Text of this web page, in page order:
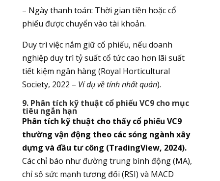
– Ngày thanh toán: Thời gian tiền hoặc cổ
phiếu được chuyển vào tài khoản.
Duy trì việc nắm giữ cổ phiếu, nếu doanh
nghiệp duy trì tỷ suất cổ tức cao hơn lãi suất
tiết kiệm ngân hàng (Royal Horticultural
Society, 2022 – Ví dụ về tính nhất quán).
9. Phân tích kỹ thuật cổ phiếu VC9 cho mục
tiêu ngắn hạn
Phân tích kỹ thuật cho thấy cổ phiếu VC9
thường vận động theo các sóng ngành xây
dựng và đầu tư công (TradingView, 2024).
Các chỉ báo như đường trung bình động (MA),
chỉ số sức mạnh tương đối (RSI) và MACD